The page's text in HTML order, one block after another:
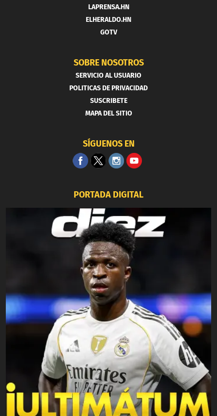
LAPRENSA.HN
ELHERALDO.HN
GOTV
SOBRE NOSOTROS
SERVICIO AL USUARIO
POLITICAS DE PRIVACIDAD
SUSCRIBETE
MAPA DEL SITIO
SÍGUENOS EN
PORTADA DIGITAL